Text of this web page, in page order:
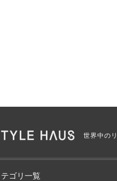
世界中の
テゴリ一覧